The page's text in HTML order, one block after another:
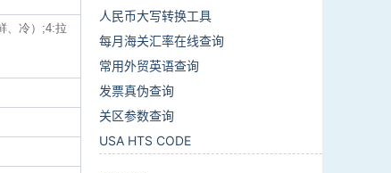
、冷）;4:拉
人民币大写转换工具
每月海关汇率在线查询
常用外贸英语查询
发票真伪查询
关区参数查询
USA HTS CODE